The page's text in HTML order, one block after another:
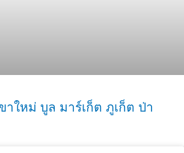
าใหม่ บูล มาร์เก็ต ภูเก็ต ป่า